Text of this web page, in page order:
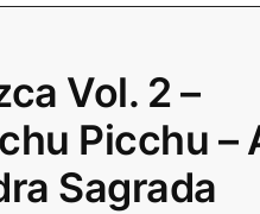
Vol. 2 –
Picchu –
Sagrada